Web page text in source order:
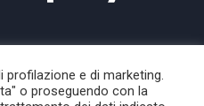
e di marketing.
o proseguendo con la